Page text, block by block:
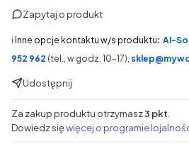
Zapytaj o produkt
ℹ️ Inne opcje kontaktu w/s produktu: AI-
952 962 (tel., w godz. 10-17),
Udostępnij
Za zakup produktu otrzymasz3 pkt
Dowiedz sięwięcej o programie